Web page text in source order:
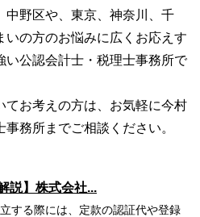
中野区や、東京、神奈川、千
いの方のお悩みに広くお応えす
い公認会計士・税理士事務所で
てお考えの方は、お気軽に今村
務所までご相談ください。
説】株式会社...
する際には、定款の認証代や登録